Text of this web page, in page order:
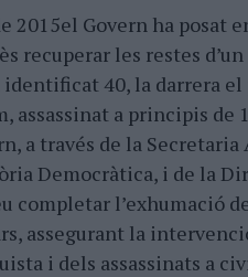
2015el Govern ha posat
recuperar les restes
identificat 40, la darrera
assassinat a principis de
a través de la
Democràtica, i de la
completar l’exhumació
assegurant la
i dels assassinats a